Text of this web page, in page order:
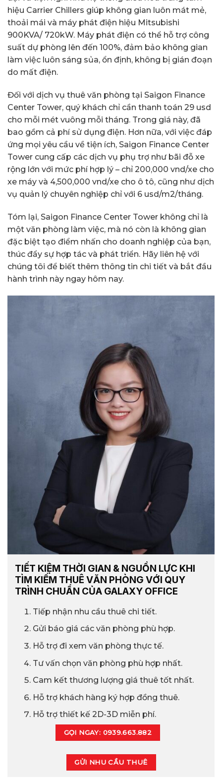
hiệu Carrier Chillers giúp không gian luôn mát mẻ,
thoải mái và máy phát điện hiệu Mitsubishi
900KVA/ 720kW. Máy phát điện có thể hỗ trợ công
suất dự phòng lên đến 100%, đảm bảo không gian
làm việc luôn sáng sủa, ổn định, không bị gián đoạn
do mất điện.
Đối với dịch vụ thuê văn phòng tại Saigon Finance
Center Tower, quý khách chỉ cần thanh toán 29 usd
cho mỗi mét vuông mỗi tháng. Trong giá này, đã
bao gồm cả phí sử dụng điện. Hơn nữa, với việc đáp
ứng mọi yêu cầu về tiện ích, Saigon Finance Center
Tower cung cấp các dịch vụ phụ trợ như bãi đỗ xe
rộng lớn với mức phí hợp lý – chỉ 200,000 vnd/xe cho
xe máy và 4,500,000 vnd/xe cho ô tô, cũng như dịch
vụ quản lý chuyên nghiệp chỉ với 6 usd/m2/tháng.
Tóm lại, Saigon Finance Center Tower không chỉ là
một văn phòng làm việc, mà nó còn là không gian
đặc biệt tạo điểm nhấn cho doanh nghiệp của bạn,
thúc đẩy sự hợp tác và phát triển. Hãy liên hệ với
chúng tôi để biết thêm thông tin chi tiết và bắt đầu
hành trình này ngay hôm nay.
TIẾT KIỆM THỜI GIAN & NGUỒN LỰC KHI
TÌM KIẾM THUÊ VĂN PHÒNG VỚI QUY
TRÌNH CHUẨN CỦA GALAXY OFFICE
Tiếp nhận nhu cầu thuê chi tiết.
Gửi báo giá các văn phòng phù hợp.
Hỗ trợ đi xem văn phòng thực tế.
Tư vấn chọn văn phòng phù hợp nhất.
Cam kết thương lượng giá thuê tốt nhất.
Hỗ trợ khách hàng ký hợp đồng thuê.
Hỗ trợ thiết kế 2D-3D miễn phí.
GỌI NGAY: 0939.663.882
GỬI NHU CẦU THUÊ